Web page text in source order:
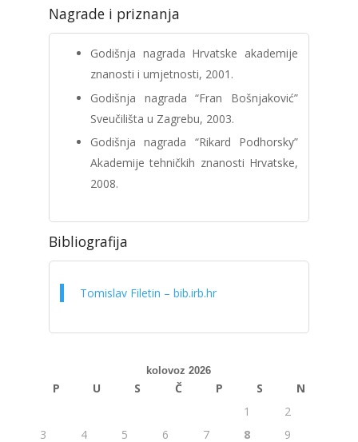
Nagrade i priznanja
Godišnja nagrada Hrvatske akademije
znanosti i umjetnosti, 2001.
Godišnja nagrada “Fran Bošnjaković”
Sveučilišta u Zagrebu, 2003.
Godišnja nagrada “Rikard Podhorsky”
Akademije tehničkih znanosti Hrvatske,
2008.
Bibliografija
Tomislav Filetin – bib.irb.hr
kolovoz 2026
P U S Č P S
N
1
2
3
4 5 6 7 8
9